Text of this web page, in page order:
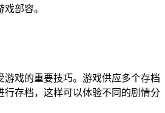
部容。
游戏的重要技巧。游戏供应多个存档
行存档，这样可以体验不同的剧情分